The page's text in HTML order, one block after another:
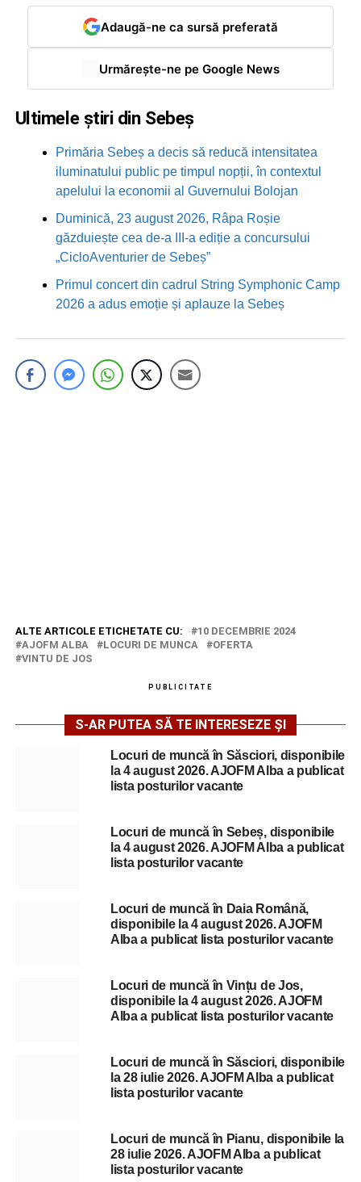
Adaugă-ne ca sursă preferată
Urmărește-ne pe Google News
Ultimele știri din Sebeș
Primăria Sebeș a decis să reducă intensitatea
iluminatului public pe timpul nopții, în contextul
apelului la economii al Guvernului Bolojan
Duminică, 23 august 2026, Râpa Roșie
găzduiește cea de-a III-a ediție a concursului
„CicloAventurier de Sebeș”
Primul concert din cadrul String Symphonic Camp
2026 a adus emoție și aplauze la Sebeș
ALTE ARTICOLE ETICHETATE CU:
10 DECEMBRIE 2024
AJOFM ALBA
LOCURI DE MUNCA
OFERTA
VINTU DE JOS
PUBLICITATE
S-AR PUTEA SĂ TE INTERESEZE ȘI
Locuri de muncă în Săsciori, disponibile
la 4 august 2026. AJOFM Alba a publicat
lista posturilor vacante
Locuri de muncă în Sebeș, disponibile
la 4 august 2026. AJOFM Alba a publicat
lista posturilor vacante
Locuri de muncă în Daia Română,
disponibile la 4 august 2026. AJOFM
Alba a publicat lista posturilor vacante
Locuri de muncă în Vințu de Jos,
disponibile la 4 august 2026. AJOFM
Alba a publicat lista posturilor vacante
Locuri de muncă în Săsciori, disponibile
la 28 iulie 2026. AJOFM Alba a publicat
lista posturilor vacante
Locuri de muncă în Pianu, disponibile la
28 iulie 2026. AJOFM Alba a publicat
lista posturilor vacante